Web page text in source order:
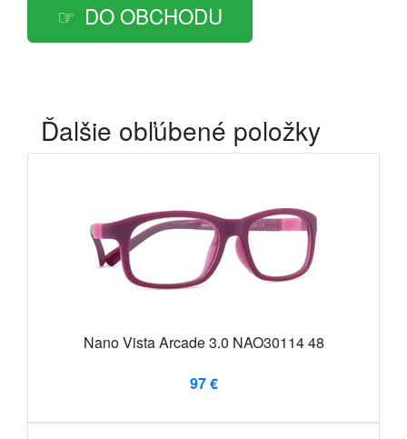
DO OBCHODU
Ďalšie obľúbené položky
Nano Vista Arcade 3.0 NAO30114 48
97 €